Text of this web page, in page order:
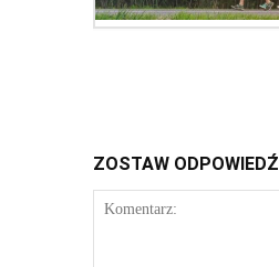
ZOSTAW ODPOWIEDŹ